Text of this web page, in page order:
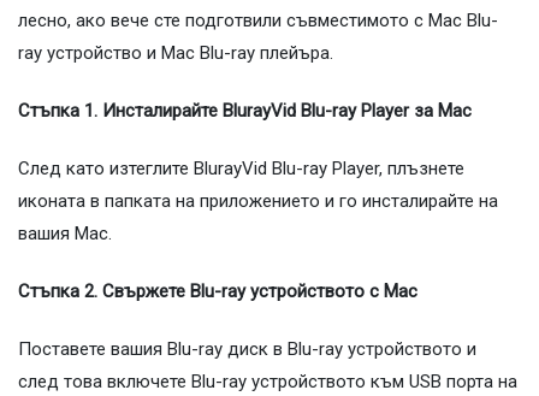
лесно, ако вече сте подготвили съвместимото с Mac Blu-
ray устройство и Mac Blu-ray плейъра.
Стъпка 1. Инсталирайте BlurayVid Blu-ray Player за Mac
След като изтеглите BlurayVid Blu-ray Player, плъзнете
иконата в папката на приложението и го инсталирайте на
вашия Mac.
Стъпка 2. Свържете Blu-ray устройството с Mac
Поставете вашия Blu-ray диск в Blu-ray устройството и
след това включете Blu-ray устройството към USB порта на